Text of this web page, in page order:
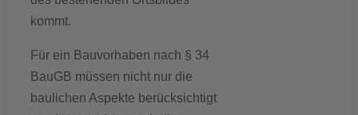
kommt.
Für ein Bauvorhaben nach § 34
BauGB müssen nicht nur die
baulichen Aspekte berücksichtigt